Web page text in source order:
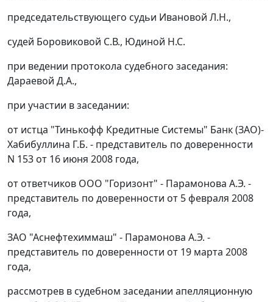
председательствующего судьи Ивановой Л.Н.,
судей Боровиковой С.В., Юдиной Н.С.
при ведении протокола судебного заседания:
Дараевой Д.А.,
при участии в заседании:
от истца "Тинькофф Кредитные Системы" Банк (ЗАО)-
Хабибуллина Г.Б. - представитель по доверенности
N 153 от 16 июня 2008 года,
от ответчиков ООО "Горизонт" - Парамонова А.Э. -
представитель по доверенности от 5 февраля 2008
года,
ЗАО "Аснефтехиммаш" - Парамонова А.Э. -
представитель по доверенности от 19 марта 2008
года,
рассмотрев в судебном заседании апелляционную